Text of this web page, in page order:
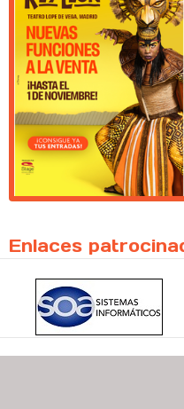
Enlaces